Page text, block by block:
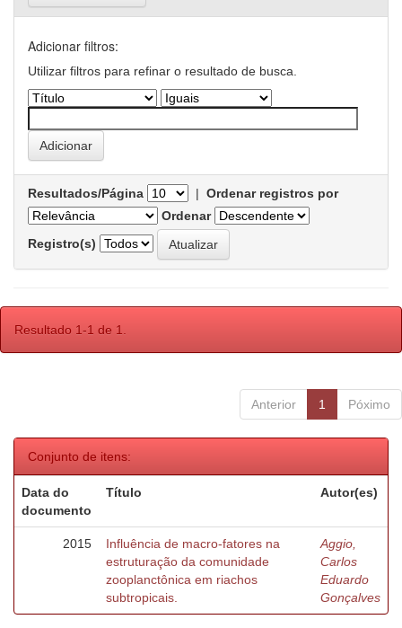
Adicionar filtros:
Utilizar filtros para refinar o resultado de busca.
Resultados/Página | Ordenar registros por
Ordenar
Registro(s)
Resultado 1-1 de 1.
Anterior 1 Póximo
Conjunto de itens:
Data do
documento
Título Autor(es)
2015
Influência de macro-fatores na
estruturação da comunidade
zooplanctônica em riachos
subtropicais.
Aggio,
Carlos
Eduardo
Gonçalves